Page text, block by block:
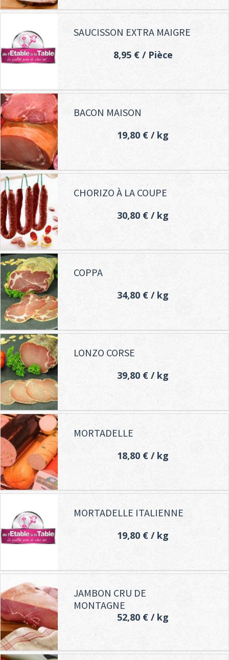
SAUCISSON EXTRA MAIGRE
8,95 €/ Pièce
BACON MAISON
19,80 € / kg
CHORIZO À LA COUPE
30,80 € / kg
COPPA
34,80 € / kg
LONZO CORSE
39,80 € / kg
MORTADELLE
18,80 € / kg
MORTADELLE ITALIENNE
19,80 € / kg
JAMBON CRU DE
MONTAGNE
52,80 € / kg